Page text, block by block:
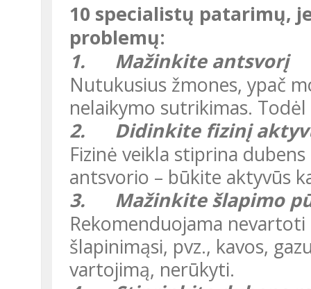
10 specialistų patarimų, jei yra šlapimo nelaikymo
problemų:
Mažinkite antsvorį
Nutukusius žmones, ypač moteris, daug dažniau vargina šlapimo
nelaikymo sutrikimas.
Didinkite fizinį
Fizinė veikla stiprina dubens raumenis, padeda atsikratyti
antsvorio – būkite aktyvūs
Mažinkite šlapimo
Rekomenduojama nevartoti ar mažinti produktų, kurie skatina
šlapinimąsi, pvz., kavos,
vartojimą, nerūkyti.